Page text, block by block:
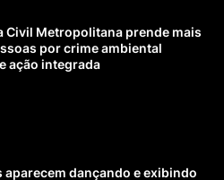
Civil Metropolitana prende mais
por crime ambiental
ação integrada
aparecem dançando e exibindo